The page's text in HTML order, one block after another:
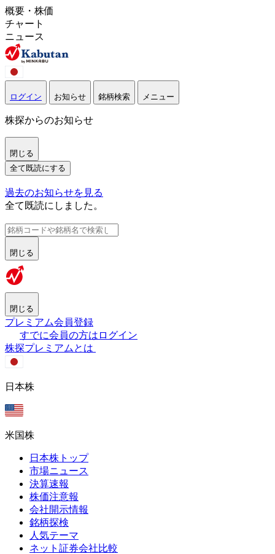
概要・株価
チャート
ニュース
ログイン お知らせ 銘柄検索 メニュー
株探からのお知らせ
閉じる
全て既読にする
過去のお知らせを見る
全て既読にしました。
閉じる
閉じる
プレミアム会員登録
すでに会員の方はログイン
株探プレミアムとは
日本株
米国株
日本株トップ
市場ニュース
決算速報
株価注意報
会社開示情報
銘柄探検
人気テーマ
ネット証券会社比較